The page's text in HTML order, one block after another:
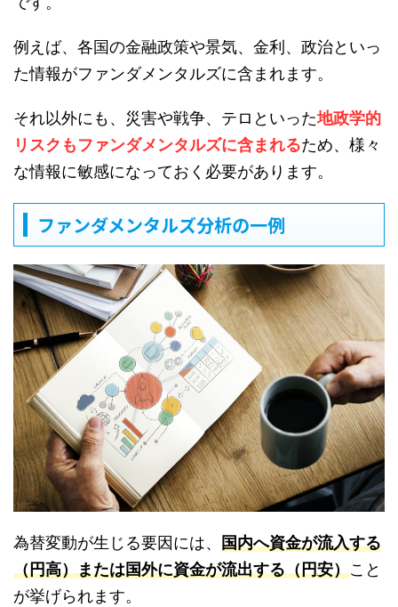
例えば、各国の金融政策や景気、金利、政治といっ
た情報がファンダメンタルズに含まれます。
それ以外にも、災害や戦争、テロといった地政学的
リスクもファンダメンタルズに含まれるため、様々
な情報に敏感になっておく必要があります。
ファンダメンタルズ分析の一例
為替変動が生じる要因には、 国内へ資金が流入する
（円高）または国外に資金が流出する（円安）こと
が挙げられます。